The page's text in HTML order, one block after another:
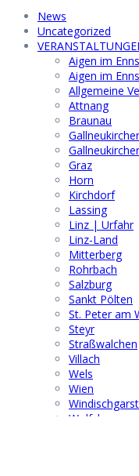
News
Uncategorized
Aigen im
Aigen im
Allgemeine
Attnang
Braunau
Graz
Horn
Kirchdorf
Lassing
Linz | Urfahr
Linz-Land
Mitterberg
Rohrbach
Salzburg
Sankt Pölten
St. Peter am
Steyr
Straßwalchen
Villach
Wels
Wien
Wolfsberg